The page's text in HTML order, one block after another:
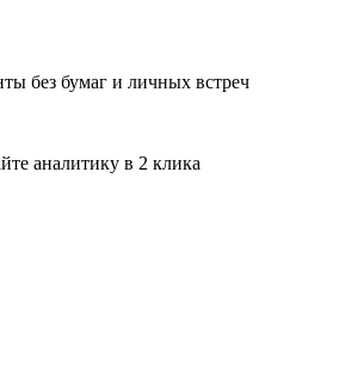
без бумаг и личных встреч
аналитику в 2 клика